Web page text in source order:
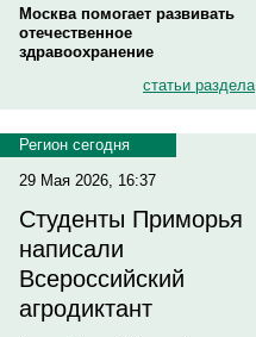
Москва помогает развивать
отечественное
здравоохранение
статьи раздела
Регион сегодня
29 Мая 2026, 16:37
Студенты Приморья
написали
Всероссийский
агродиктант